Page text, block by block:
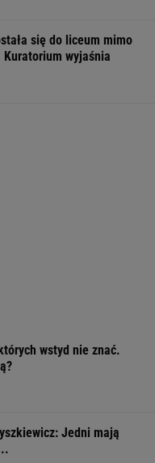
się do liceum mimo
wyjaśnia
wstyd nie znać.
Jedni mają